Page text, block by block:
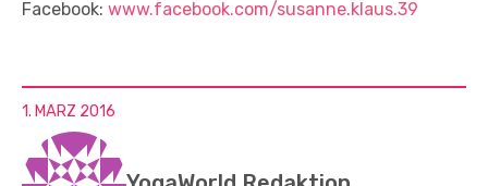
Facebook: www.facebook.com/susanne.klaus.39
1. MÄRZ 2016